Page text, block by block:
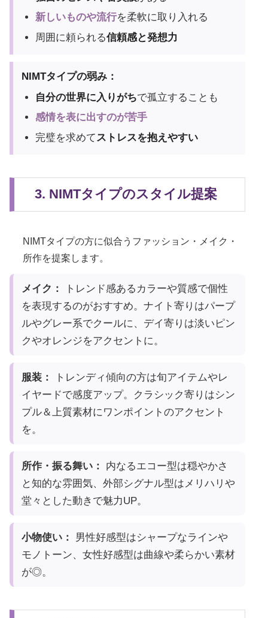
新しいものや流行を柔軟に取り入れる
周囲に頼られる信頼感と発想力
NIMTタイプの弱み：
自分の世界に入りがちで孤立することも
感情を表に出すのが苦手
完璧を求めて ストレスを抱えやすい
3. NIMTタイプのスタイル提案
NIMTタイプの方に似合うファッション・メイク・
所作を提案します。
メイク：
トレンド感あるカラーや質感で個性
を表現するのがおすすめ。ナイト寄りはパープ
ルやグレー系でクールに、デイ寄りは淡いピン
クやオレンジをアクセントに。
服装：
トレンディ傾向の方は旬アイテムやレ
イヤードで感度アップ。クラシック寄りはシン
プル＆上質素材にワンポイントのアクセント
を。
所作・振る舞い：
内なるエコー型は穏やかさ
と知的な雰囲気、外部シグナル型はメリハリや
堂々とした動きで魅力UP。
小物使い：
男性好感型はシャープなラインや
モノトーン、女性好感型は曲線や柔らかい素材
が◎。